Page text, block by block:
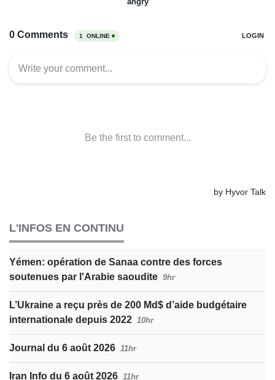
L'INFOS EN CONTINU
Yémen: opération de Sanaa contre des forces
soutenues par l'Arabie saoudite 9hr
L’Ukraine a reçu près de 200 Md$ d’aide budgétaire
internationale depuis 2022 10hr
Journal du 6 août 2026 11hr
Iran Info du 6 août 2026 11hr